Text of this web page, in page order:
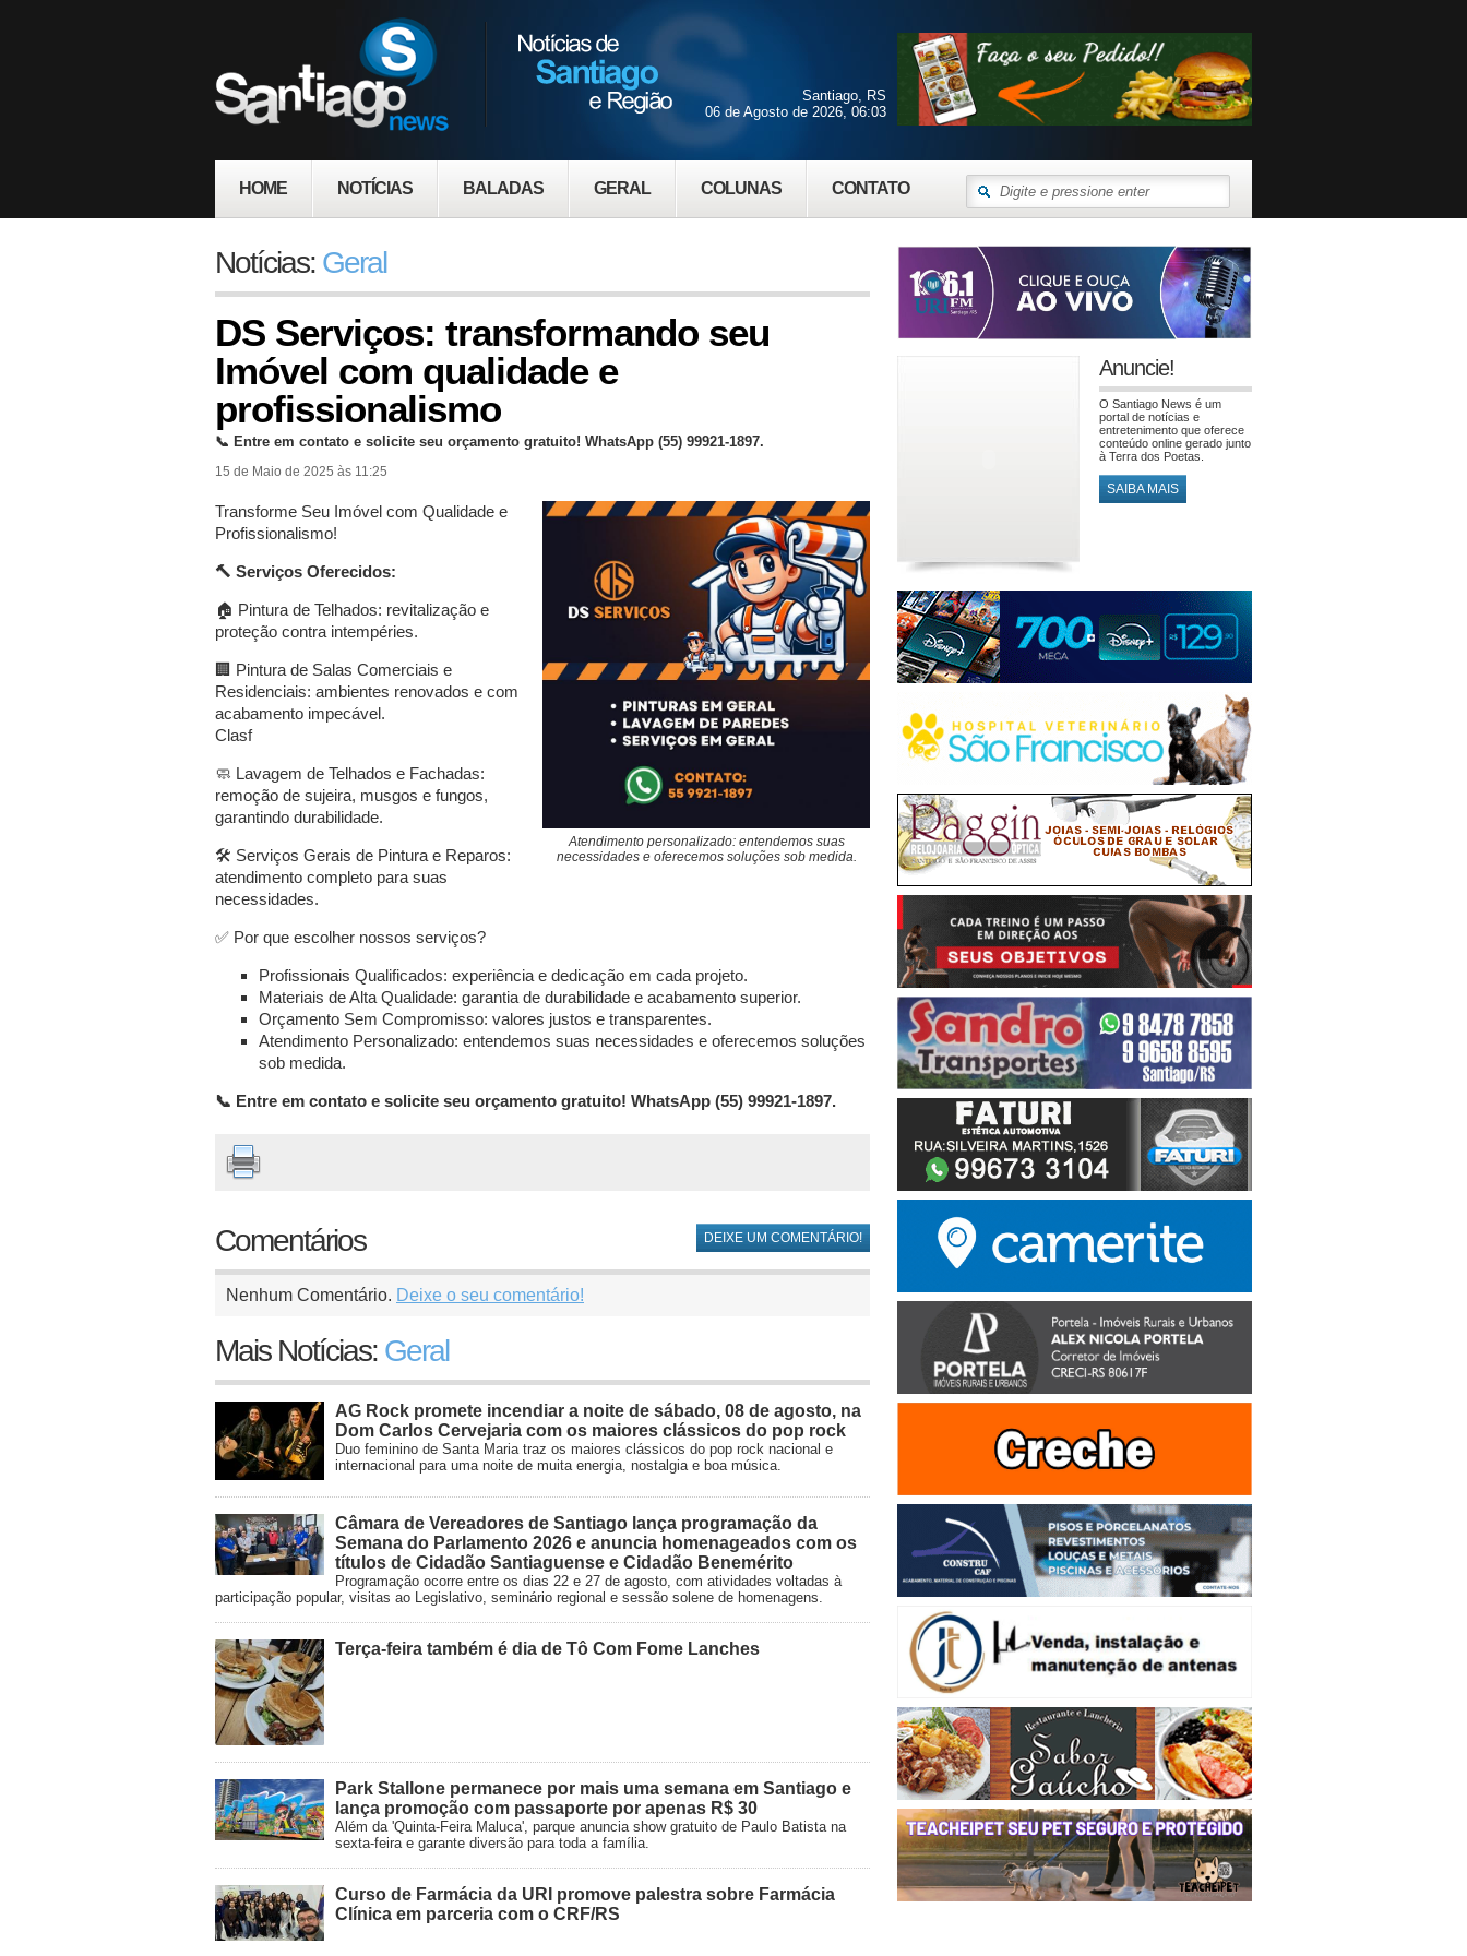
HOME NOTÍCIAS BALADAS GERAL COLUNAS CONTATO
Santiago, RS
06 de Agosto de 2026, 06:03
Notícias: Geral
DS Serviços: transformando seu
Imóvel com qualidade e
profissionalismo
📞 Entre em contato e solicite seu orçamento gratuito! WhatsApp (55) 99921-1897.
15 de Maio de 2025 às 11:25
Atendimento personalizado: entendemos suas
necessidades e oferecemos soluções sob medida.
Transforme Seu Imóvel com Qualidade e
Profissionalismo!
🔨 Serviços Oferecidos:
🏠 Pintura de Telhados: revitalização e
proteção contra intempéries.
🏢 Pintura de Salas Comerciais e
Residenciais: ambientes renovados e com
acabamento impecável.
Clasf
🧼 Lavagem de Telhados e Fachadas:
remoção de sujeira, musgos e fungos,
garantindo durabilidade.
🛠️ Serviços Gerais de Pintura e Reparos:
atendimento completo para suas
necessidades.
✅ Por que escolher nossos serviços?
Profissionais Qualificados: experiência e dedicação em cada projeto.
Materiais de Alta Qualidade: garantia de durabilidade e acabamento superior.
Orçamento Sem Compromisso: valores justos e transparentes.
Atendimento Personalizado: entendemos suas necessidades e oferecemos soluções
sob medida.
📞 Entre em contato e solicite seu orçamento gratuito! WhatsApp (55) 99921-1897.
Comentários DEIXE UM COMENTÁRIO!
Nenhum Comentário. Deixe o seu comentário!
Mais Notícias: Geral
AG Rock promete incendiar a noite de sábado, 08 de agosto, na
Dom Carlos Cervejaria com os maiores clássicos do pop rock
Duo feminino de Santa Maria traz os maiores clássicos do pop rock nacional e
internacional para uma noite de muita energia, nostalgia e boa música.
Câmara de Vereadores de Santiago lança programação da
Semana do Parlamento 2026 e anuncia homenageados com os
títulos de Cidadão Santiaguense e Cidadão Benemérito
Programação ocorre entre os dias 22 e 27 de agosto, com atividades voltadas à
participação popular, visitas ao Legislativo, seminário regional e sessão solene de homenagens.
Terça-feira também é dia de Tô Com Fome Lanches
Park Stallone permanece por mais uma semana em Santiago e
lança promoção com passaporte por apenas R$ 30
Além da 'Quinta-Feira Maluca', parque anuncia show gratuito de Paulo Batista na
sexta-feira e garante diversão para toda a família.
Curso de Farmácia da URI promove palestra sobre Farmácia
Clínica em parceria com o CRF/RS
Anuncie!
O Santiago News é um
portal de notícias e
entretenimento que oferece
conteúdo online gerado junto
à Terra dos Poetas.
SAIBA MAIS